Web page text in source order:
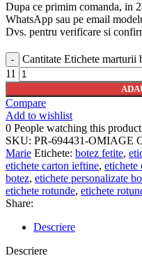
Dupa ce primim comanda, in
WhatsApp sau pe email
Dvs. pentru verificare si
Cantitate Etichete marturii
11
Compare
Add to wishlist
0 People watching this
SKU: PR-694431-OMIAGE
Marie Etichete: botez fetite,
etichete carton ieftine, etichete
botez, etichete personalizate
etichete rotunde, etichete
Share:
Descriere
Descriere